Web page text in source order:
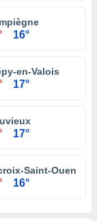
16°
en-Valois
17°
17°
Saint-Ouen
16°